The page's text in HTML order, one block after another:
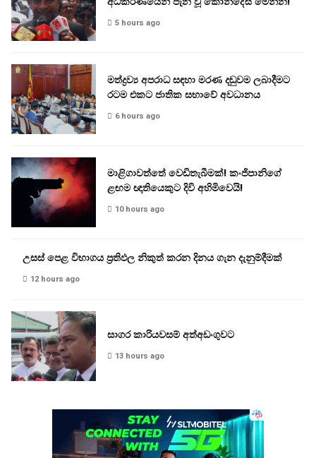
5 hours ago
මත්ද්‍රව්‍ය අපරාධ සඳහා මරණ දඬුවම ලබාදීමට
රටම එකට ජාතික සභාවේ අවධානය
6 hours ago
මාළිගාවත්තේ වෙඩිතැබීමක්! කංජිපානිගේ
ළඟම ඥාතියෙකුට දිවි අහිමිවෙයි!
10 hours ago
උසස් පෙළ විභාගය ප්‍රතිඵල නිකුත් කරන දිනය ගැන දැනුම්දීමක්
12 hours ago
සාගර කාරියවසම් අත්අඩංගුවට
13 hours ago